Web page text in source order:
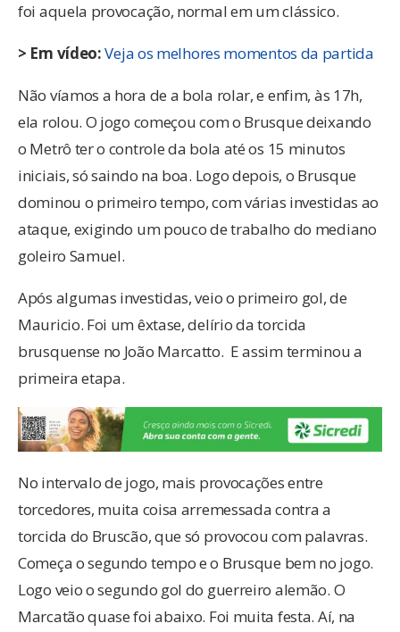
foi aquela provocação, normal em um clássico.
> Em vídeo:Veja os melhores momentos da partida
Não víamos a hora de a bola rolar, e enfim, às 17h,
ela rolou. O jogo começou com o Brusque deixando
o Metrô ter o controle da bola até os 15 minutos
iniciais, só saindo na boa. Logo depois, o Brusque
dominou o primeiro tempo, com várias investidas ao
ataque, exigindo um pouco de trabalho do mediano
goleiro Samuel.
Após algumas investidas, veio o primeiro gol, de
Mauricio. Foi um êxtase, delírio da torcida
brusquense no João Marcatto. E assim terminou a
primeira etapa.
No intervalo de jogo, mais provocações entre
torcedores, muita coisa arremessada contra a
torcida do Bruscão, que só provocou com palavras.
Começa o segundo tempo e o Brusque bem no jogo.
Logo veio o segundo gol do guerreiro alemão. O
Marcatão quase foi abaixo. Foi muita festa. Aí, na